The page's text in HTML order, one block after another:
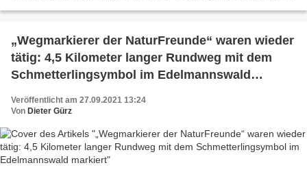
„Wegmarkierer der NaturFreunde“ waren wieder
tätig: 4,5 Kilometer langer Rundweg mit dem
Schmetterlingsymbol im Edelmannswald
Veröffentlicht am 27.09.2021 13:24
Von Dieter Gürz